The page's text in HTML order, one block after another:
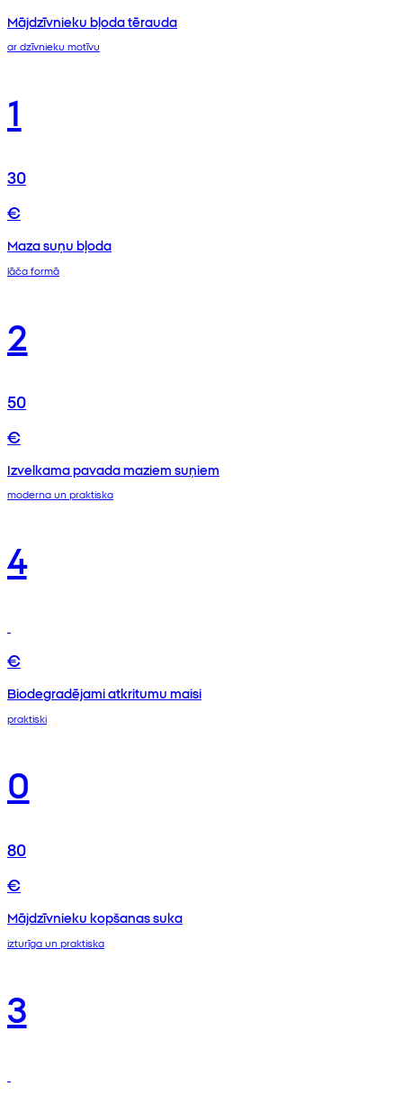
Mājdzīvnieku bļoda tērauda
ar dzīvnieku motīvu
1
30
€
Maza suņu bļoda
lāča formā
2
50
€
Izvelkama pavada maziem suņiem
moderna un praktiska
4
€
Biodegradējami atkritumu maisi
praktiski
0
80
€
Mājdzīvnieku kopšanas suka
izturīga un praktiska
3